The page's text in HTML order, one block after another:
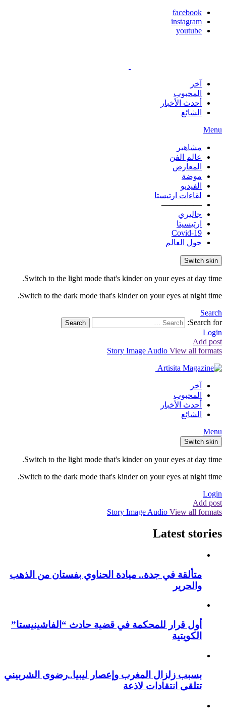
facebook
instagram
youtube
آخر
المحبوب
أحدث الأخبار
الشائع
Menu
مشاهير
عالم الفن
المعارض
موضة
الفيديو
لقاءات ارتيستا
—————
جاليري
ارتيسيتا
Covid-19
حول العالم
Switch skin
Switch to the light mode that's kinder on your eyes at day time.
Switch to the dark mode that's kinder on your eyes at night time.
Search
Search for:
Search
Login
Add post
Story Image Audio View all formats
آخر
المحبوب
أحدث الأخبار
الشائع
Menu
Switch skin
Switch to the light mode that's kinder on your eyes at day time.
Switch to the dark mode that's kinder on your eyes at night time.
Login
Add post
Story Image Audio View all formats
Latest stories
متألقة في جدة.. ميادة الحناوي بفستان من الذهب
والحرير
أول قرار للمحكمة في قضية حادث “الفاشينيستا”
الكويتية
بسبب زلزال المغرب وإعصار ليبيا..رضوى الشربيني
تتلقى انتقادات لاذعة